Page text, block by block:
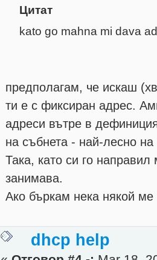
Цитат
kato go mahna mi dava
предполагам, че искаш
ти е с фиксиран адрес.
адреси вътре в
на събнета - най-лесно
Така, като си го
занимава.
Ако бъркам нека някой
dhcp help